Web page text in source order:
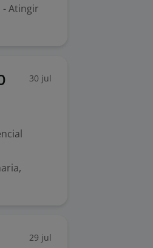
- Atingir
30 jul
29 jul